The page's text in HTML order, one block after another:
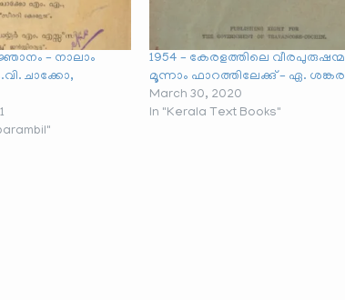
– നാലാം
ചാക്കോ,
1954 – കേരളത്തിലെ
മൂന്നാം ഫാറത്തിലേക്കു് – ഏ.
March 30, 2020
In "Kerala Text Books"